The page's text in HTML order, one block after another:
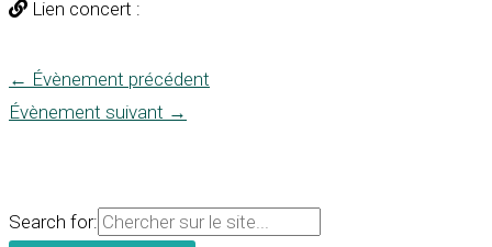
Lien concert :
← Évènement précédent
Évènement suivant →
Search for: